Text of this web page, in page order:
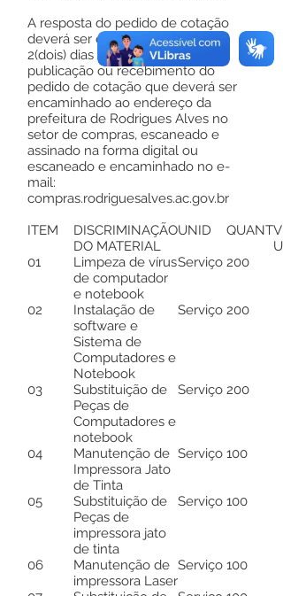
A resposta do pedido de cotação
deverá ser entregue no prazo de
2(dois) dias úteis a contar da
publicação ou recebimento do
pedido de cotação que deverá ser
encaminhado ao endereço da
prefeitura de Rodrigues Alves no
setor de compras, escaneado e
assinado na forma digital ou
escaneado e encaminhado no e-
mail:
compras.rodriguesalves.ac.gov.br
ITEM
DISCRIMINAÇÃO
DO MATERIAL
UNID QUANTVL
01
Limpeza de vírus
de computador
e notebook
Serviço 200
02
Instalação de
software e
Sistema de
Computadores e
Notebook
Serviço 200
03
Substituição de
Peças de
Computadores e
notebook
Serviço 200
04
Manutenção de
Impressora Jato
de Tinta
Serviço 100
05
Substituição de
Peças de
impressora jato
de tinta
Serviço 100
06
Manutenção de
impressora Laser
Serviço 100